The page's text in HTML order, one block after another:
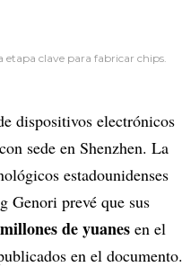
clave para fabricar chips.
dispositivos electrónicos
sede en Shenzhen. La
estadounidenses
Genori prevé que sus
de yuanes en el
en el documento.